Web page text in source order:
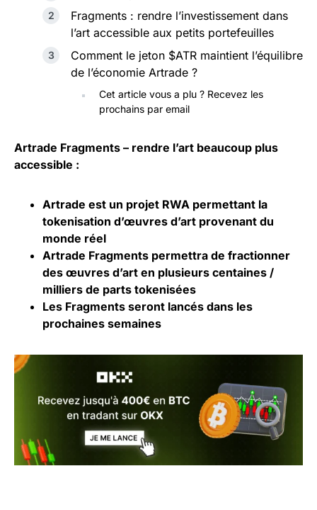
Fragments : rendre l’investissement dans
l’art accessible aux petits portefeuilles
Comment le jeton $ATR maintient l’équilibre
de l’économie Artrade ?
Cet article vous a plu ? Recevez les
prochains par email
Artrade Fragments – rendre l’art beaucoup plus
accessible :
Artrade est un projet RWA permettant la
tokenisation d’œuvres d’art provenant du
monde réel
Artrade Fragments permettra de fractionner
des œuvres d’art en plusieurs centaines /
milliers de parts tokenisées
Les Fragments seront lancés dans les
prochaines semaines